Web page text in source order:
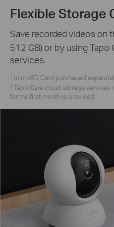
Flexible Storage
Save recorded videos on
512 GB) or by using Tapo
services.
† microSD Card purchased
‡ Tapo Care cloud storage services
for the first month is provided.